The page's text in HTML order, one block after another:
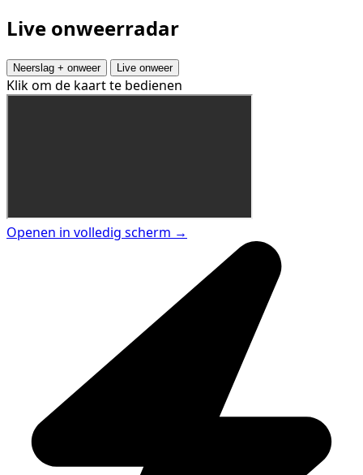
Live onweerradar
Neerslag + onweer Live onweer
Klik om de kaart te bedienen
Openen in volledig scherm →